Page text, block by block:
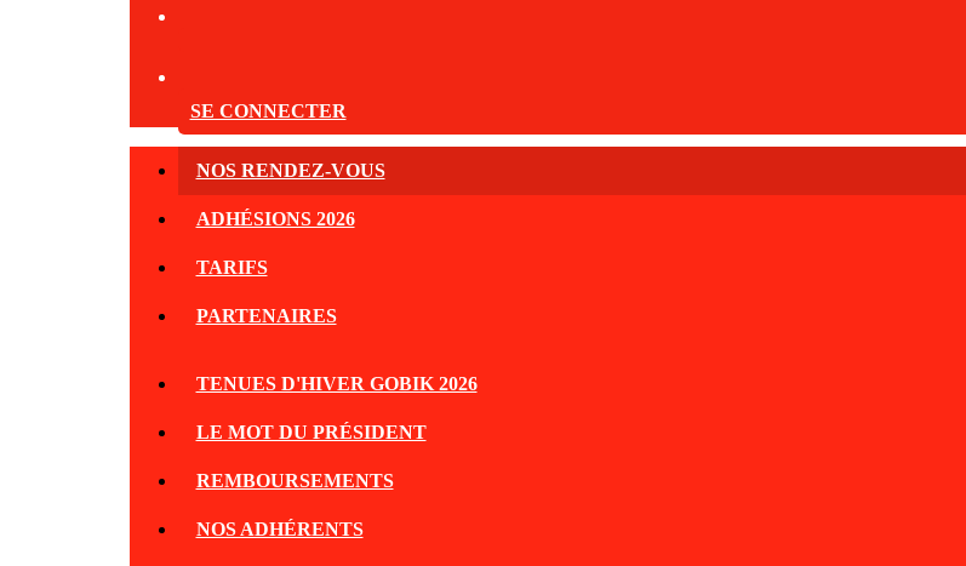
SE CONNECTER
NOS RENDEZ-VOUS
ADHÉSIONS 2026
TARIFS
PARTENAIRES
TENUES D'HIVER GOBIK 2026
LE MOT DU PRÉSIDENT
REMBOURSEMENTS
NOS ADHÉRENTS